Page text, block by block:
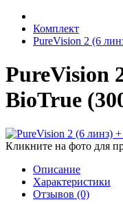
Комплект
PureVision 2 (6
PureVision
BioTrue
Кликните на фото для
Описание
Характеристики
Отзывов (0)